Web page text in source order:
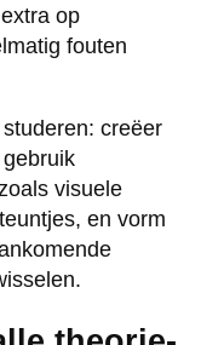
op
fouten
creëer
visuele
en vorm